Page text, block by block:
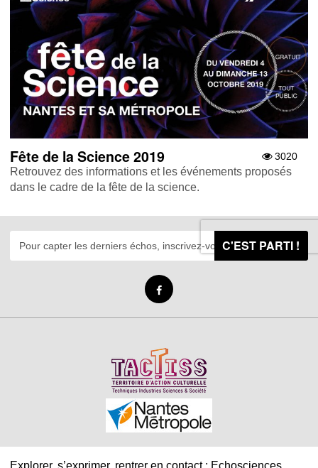
3020
Fête de la Science 2019
Retrouvez des informations et les événements proposés
dans le cadre de la fête de la science.
C'EST PARTI !
Explorer, s’exprimer, rentrer en contact : Echosciences